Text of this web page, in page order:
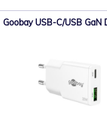
Goobay USB-C/USB GaN